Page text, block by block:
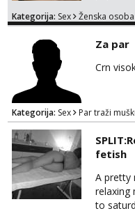
bilo kad
tamo,
Kategorija: Sex Ženska
Za par
Crn
Kategorija: Sex Par traži
fetish
A pretty
relaxing
to